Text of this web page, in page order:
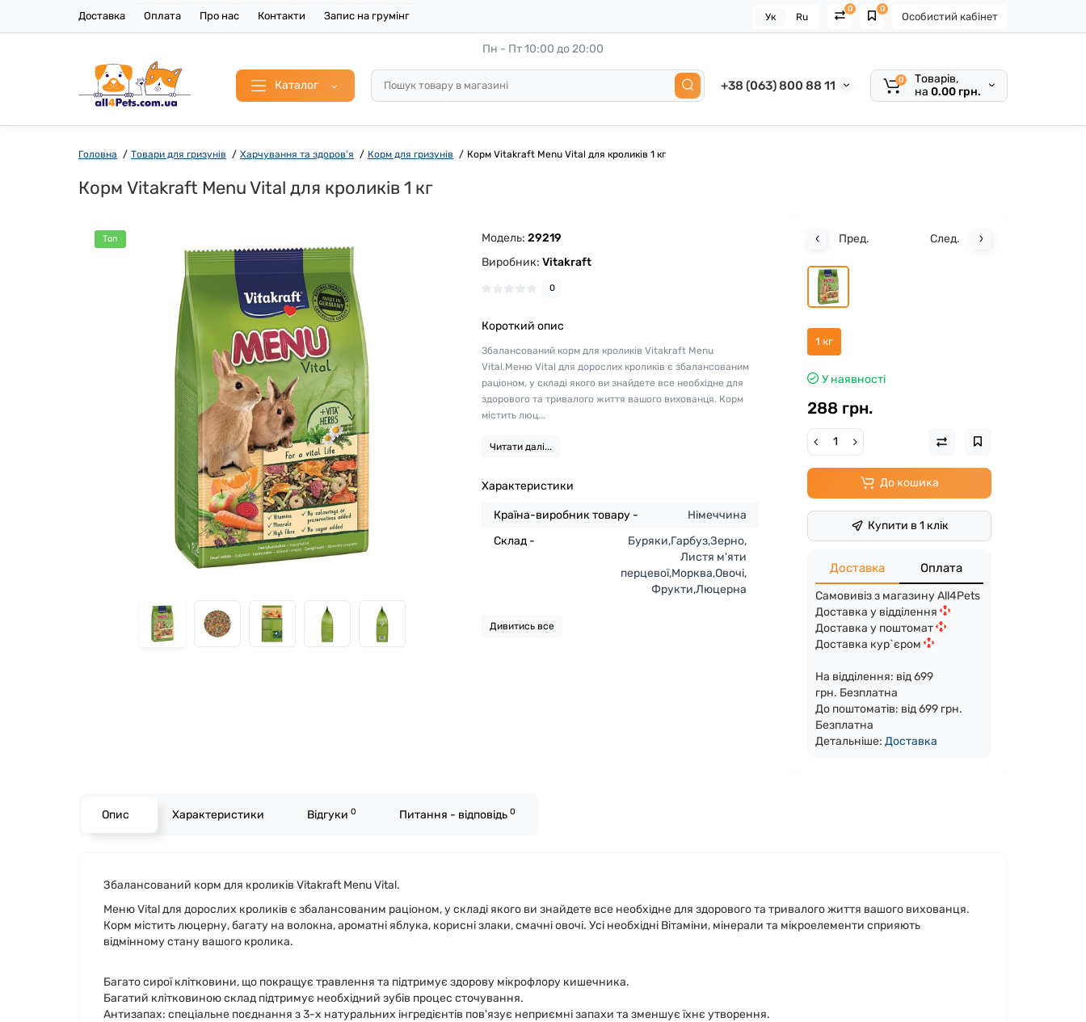
Доставка Оплата Про нас Контакти Запис на грумінг Особистий кабінет
0
0
Ук Ru
Каталог
Пн - Пт 10:00 до 20:00
+38 (063) 800 88 11 0
Товарів,
на 0.00 грн.
Головна Товари для гризунів Харчування та здоров'я Корм для гризунів Корм Vitakraft Menu Vital для кроликів 1 кг
Корм Vitakraft Menu Vital для кроликів 1 кг
Топ Модель:29219
Виробник:Vitakraft
0
Короткий опис
Збалансований корм для кроликів Vitakraft Menu
Vital.Меню Vital для дорослих кроликів є збалансованим
раціоном, у складі якого ви знайдете все необхідне для
здорового та тривалого життя вашого вихованця. Корм
містить люц...
Читати далі...
Характеристики
Країна-виробник товару -
Німеччина
Склад -
Буряки,Гарбуз,Зерно,
Листя м'яти
перцевої,Морква,Овочі,
Фрукти,Люцерна
Дивитись все
Пред. След.
1 кг
У наявності
288 грн.
До кошика
Купити в 1 клік
Доставка Оплата
Самовивіз з магазину All4Pets
Доставка у відділення
Доставка у поштомат
Доставка кур`єром
На відділення: від 699
грн. Безплатна
До поштоматів: від 699 грн.
Безплатна
Детальніше:Доставка
Опис Характеристики Відгуки 0 Питання - відповідь 0
Збалансований корм для кроликів Vitakraft Menu Vital.
Меню Vital для дорослих кроликів є збалансованим раціоном, у складі якого ви знайдете все необхідне для здорового та тривалого життя вашого вихованця.
Корм містить люцерну, багату на волокна, ароматні яблука, корисні злаки, смачні овочі. Усі необхідні Вітаміни, мінерали та мікроелементи сприяють
відмінному стану вашого кролика.
Багато сирої клітковини, що покращує травлення та підтримує здорову мікрофлору кишечника.
Багатий клітковиною склад підтримує необхідний зубів процес сточування.
Антизапах: спеціальне поєднання з 3-х натуральних інгредієнтів пов'язує неприємні запахи та зменшує їхнє утворення.